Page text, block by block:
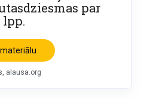
par
lpp.
alausa.org